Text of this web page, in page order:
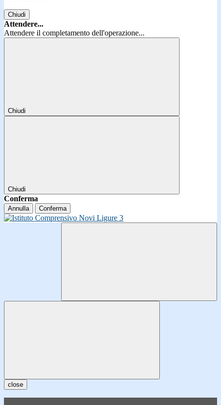
Chiudi
Attendere...
Attendere il completamento dell'operazione...
Chiudi
Chiudi
Conferma
Annulla Conferma
close